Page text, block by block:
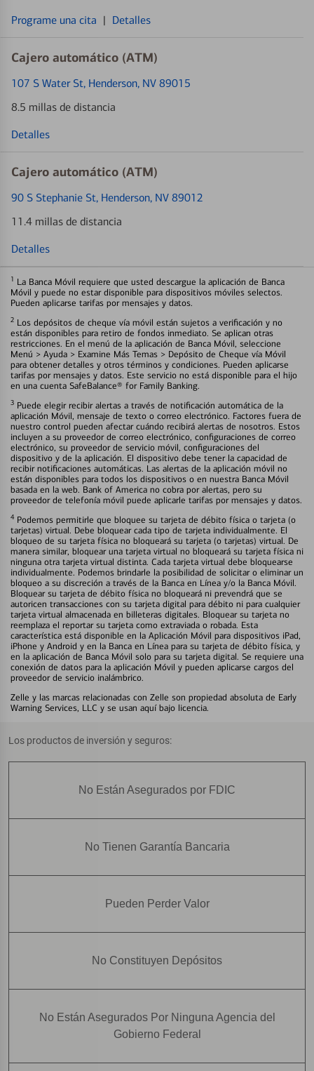
Programe una cita | Detalles
Cajero automático (ATM)
107 S Water St, Henderson, NV 89015
8.5 millas de distancia
Detalles
Cajero automático (ATM)
90 S Stephanie St, Henderson, NV 89012
11.4 millas de distancia
Detalles
1 La Banca Móvil requiere que usted descargue la aplicación de Banca
Móvil y puede no estar disponible para dispositivos móviles selectos.
Pueden aplicarse tarifas por mensajes y datos.
2 Los depósitos de cheque vía móvil están sujetos a verificación y no
están disponibles para retiro de fondos inmediato. Se aplican otras
restricciones. En el menú de la aplicación de Banca Móvil, seleccione
Menú > Ayuda > Examine Más Temas > Depósito de Cheque vía Móvil
para obtener detalles y otros términos y condiciones. Pueden aplicarse
tarifas por mensajes y datos. Este servicio no está disponible para el hijo
en una cuenta SafeBalance® for Family Banking.
3 Puede elegir recibir alertas a través de notificación automática de la
aplicación Móvil, mensaje de texto o correo electrónico. Factores fuera de
nuestro control pueden afectar cuándo recibirá alertas de nosotros. Estos
incluyen a su proveedor de correo electrónico, configuraciones de correo
electrónico, su proveedor de servicio móvil, configuraciones del
dispositivo y de la aplicación. El dispositivo debe tener la capacidad de
recibir notificaciones automáticas. Las alertas de la aplicación móvil no
están disponibles para todos los dispositivos o en nuestra Banca Móvil
basada en la web. Bank of America no cobra por alertas, pero su
proveedor de telefonía móvil puede aplicarle tarifas por mensajes y datos.
4 Podemos permitirle que bloquee su tarjeta de débito física o tarjeta (o
tarjetas) virtual. Debe bloquear cada tipo de tarjeta individualmente. El
bloqueo de su tarjeta física no bloqueará su tarjeta (o tarjetas) virtual. De
manera similar, bloquear una tarjeta virtual no bloqueará su tarjeta física ni
ninguna otra tarjeta virtual distinta. Cada tarjeta virtual debe bloquearse
individualmente. Podemos brindarle la posibilidad de solicitar o eliminar un
bloqueo a su discreción a través de la Banca en Línea y/o la Banca Móvil.
Bloquear su tarjeta de débito física no bloqueará ni prevendrá que se
autoricen transacciones con su tarjeta digital para débito ni para cualquier
tarjeta virtual almacenada en billeteras digitales. Bloquear su tarjeta no
reemplaza el reportar su tarjeta como extraviada o robada. Esta
característica está disponible en la Aplicación Móvil para dispositivos iPad,
iPhone y Android y en la Banca en Línea para su tarjeta de débito física, y
en la aplicación de Banca Móvil solo para su tarjeta digital. Se requiere una
conexión de datos para la aplicación Móvil y pueden aplicarse cargos del
proveedor de servicio inalámbrico.
Zelle y las marcas relacionadas con Zelle son propiedad absoluta de Early
Warning Services, LLC y se usan aquí bajo licencia.
Los productos de inversión y seguros:
No Están Asegurados por FDIC
No Tienen Garantía Bancaria
Pueden Perder Valor
No Constituyen Depósitos
No Están Asegurados Por Ninguna Agencia del
Gobierno Federal